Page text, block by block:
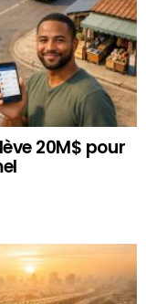
20M$ pour